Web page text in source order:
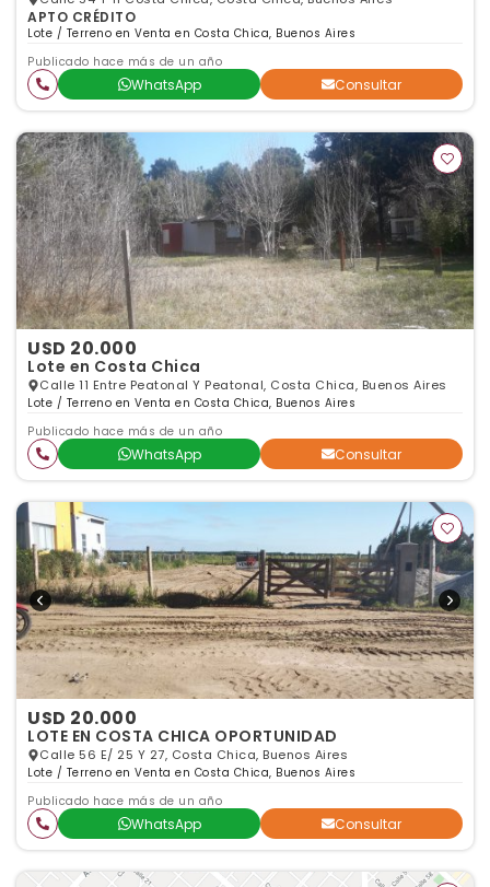
APTO CRÉDITO
Lote / Terreno en Venta en Costa Chica, Buenos Aires
Publicado hace más de un año
WhatsApp Consultar
USD 20.000
Lote en Costa Chica
Calle 11 Entre Peatonal Y Peatonal, Costa Chica, Buenos Aires
Lote / Terreno en Venta en Costa Chica, Buenos Aires
Publicado hace más de un año
WhatsApp Consultar
USD 20.000
LOTE EN COSTA CHICA OPORTUNIDAD
Calle 56 E/ 25 Y 27, Costa Chica, Buenos Aires
Lote / Terreno en Venta en Costa Chica, Buenos Aires
Publicado hace más de un año
WhatsApp Consultar